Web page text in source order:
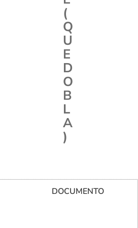
(
Q
U
E
D
O
B
L
A
)
DOCUMENTO